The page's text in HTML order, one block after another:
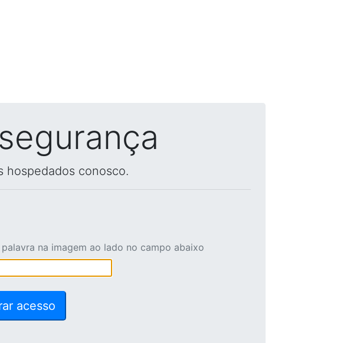
hospedados conosco.
na imagem ao lado no campo abaixo